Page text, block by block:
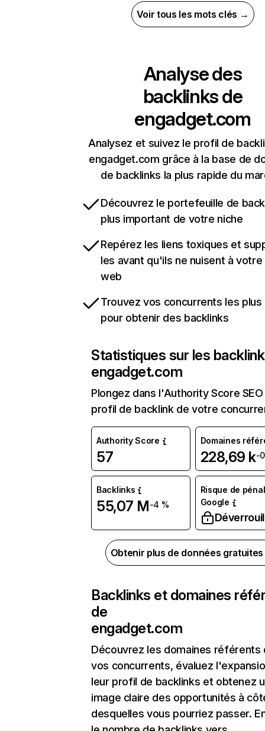
Voir tous les mots clés →
Analyse des
backlinks de
engadget.com
Analysez et suivez le profil de
engadget.com grâce à la base de
de backlinks la plus rapide du
Découvrez le portefeuille de
plus important de votre niche
Repérez les liens toxiques et
les avant qu'ils ne nuisent à
web
Trouvez vos concurrents les
pour obtenir des backlinks
Statistiques sur les
engadget.com
Plongez dans l'Authority Score
profil de backlink de votre
Authority Score
57
Domaines
228,69 k-
Backlinks
55,07 M-4 %
Risque de
Google
Obtenir plus de données
Backlinks et domaines
de
engadget.com
Découvrez les domaines référents
vos concurrents, évaluez
leur profil de backlinks et obtenez
image claire des opportunités à
desquelles vous pourriez passer.